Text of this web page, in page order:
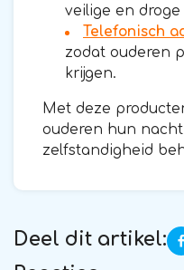
veilige en
Telefonisch
zodat ouderen
krijgen.
Met deze
ouderen hun
zelfstandigheid
Deel dit artikel: